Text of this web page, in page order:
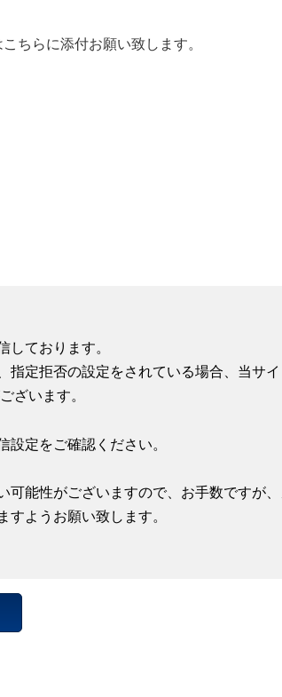
ちらに添付お願い致します。
ております。
指定拒否の設定をされている場合、当サ
ざいます。
定をご確認ください。
可能性がございますので、お手数ですが
ようお願い致します。